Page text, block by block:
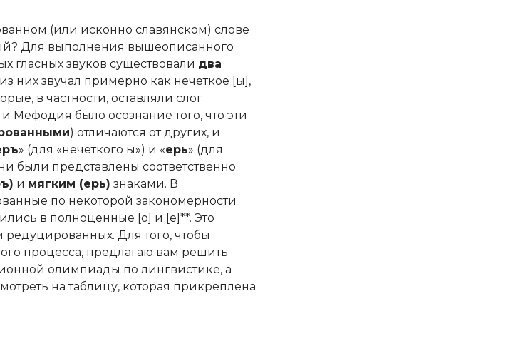
(или исконно славянском) слове
Для выполнения вышеописанного
гласных звуков существовали два
них звучал примерно как нечеткое [ы],
в частности, оставляли слог
Мефодия было осознание того, что эти
) отличаются от других, и
» (для «нечеткого ы») и «ерь» (для
были представлены соответственно
и мягким (ерь) знаками. В
по некоторой закономерности
в полноценные [о] и [е]**. Это
Для того, чтобы
процесса, предлагаю вам решить
олимпиады по лингвистике, а
на таблицу, которая прикреплена